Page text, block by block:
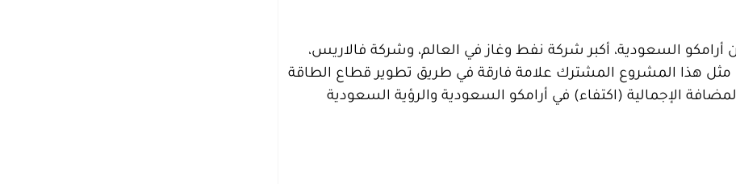
السعودية، أكبر شركة نفط وغاز في العالم، وشركة فالاريس،
مثل هذا المشروع المشترك علامة فارقة في طريق تطوير قطاع الطاقة
الإجمالية (اكتفاء) في أرامكو السعودية والرؤية السعودية